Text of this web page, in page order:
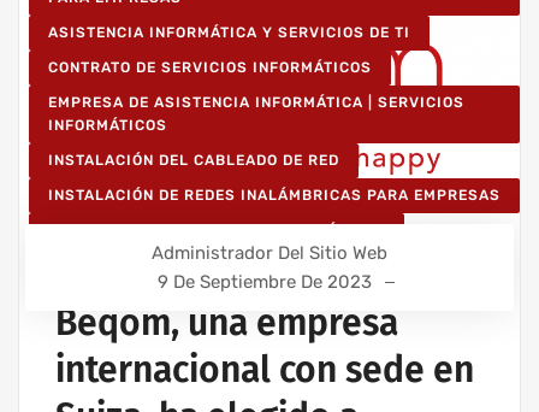
ASISTENCIA INFORMÁTICA Y SERVICIOS DE TI
CONTRATO DE SERVICIOS INFORMÁTICOS
EMPRESA DE ASISTENCIA INFORMÁTICA | SERVICIOS
INFORMÁTICOS
INSTALACIÓN DEL CABLEADO DE RED
INSTALACIÓN DE REDES INALÁMBRICAS PARA EMPRESAS
Administrador Del Sitio Web
9 De Septiembre De 2023
Beqom, una empresa
internacional con sede en